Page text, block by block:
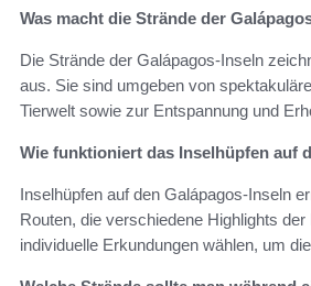
Was macht die Strände der
Die Strände der Galápagos-Inseln
aus. Sie sind umgeben von
Tierwelt sowie zur Entspannung und
Wie funktioniert das Inselhüpfen auf
Inselhüpfen auf den Galápagos-Inseln
Routen, die verschiedene Highlights
individuelle Erkundungen wählen, um